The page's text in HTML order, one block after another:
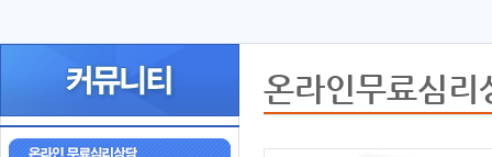
온라인무료심리